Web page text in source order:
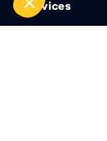
Services